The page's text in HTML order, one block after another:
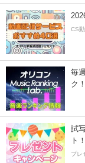
CS
毎
ク！
試
ト！
プレ